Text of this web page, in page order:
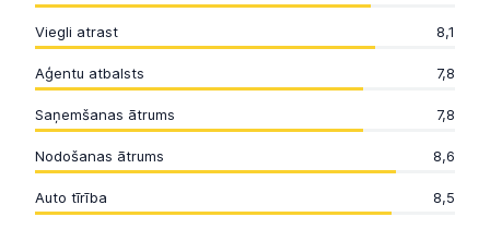
Viegli atrast 8,1
Aģentu atbalsts 7,8
Saņemšanas ātrums 7,8
Nodošanas ātrums 8,6
Auto tīrība 8,5